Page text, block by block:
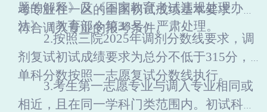
题的解释》及《国家教育考试违规处理办
法》（教育部令第33号）严肃处理。
考专业在一区的全国初试成绩基本要求，并
符合调入专业的报考条件。
2.按照三院2025年调剂分数线要求，调
剂复试初试成绩要求为总分不低于315分，
单科分数按照一志愿复试分数线执行。
3.考生第一志愿专业与调入专业相同或
相近，且在同一学科门类范围内。初试科目